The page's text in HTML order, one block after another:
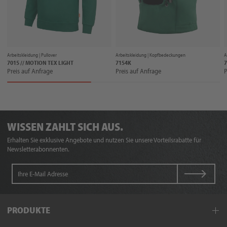
Arbeitskleidung | Pullover
7015 // MOTION TEX LIGHT
Preis auf Anfrage
Arbeitskleidung | Kopfbedeckungen
7154K
Preis auf Anfrage
WISSEN ZAHLT SICH AUS.
Erhalten Sie exklusive Angebote und nutzen Sie unsere Vorteilsrabatte für
Newsletterabonnenten.
PRODUKTE